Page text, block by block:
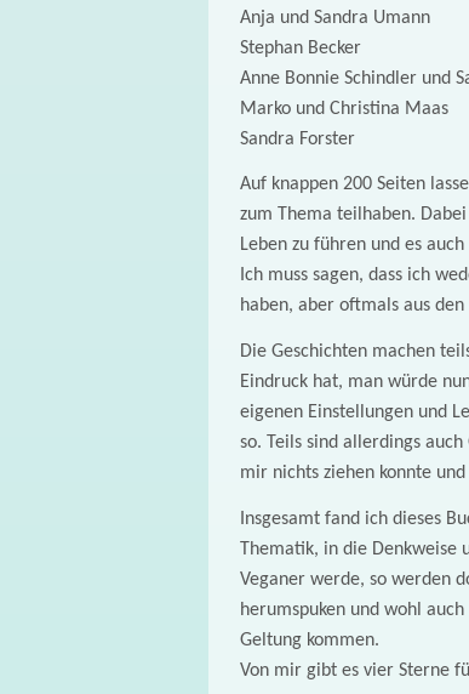
Anja und Sandra Umann
Stephan Becker
Anne Bonnie Schindler und
Marko und Christina Maas
Sandra Forster
Auf knappen 200 Seiten
zum Thema teilhaben.
Leben zu führen und es
Ich muss sagen, dass ich
haben, aber oftmals aus
Die Geschichten machen
Eindruck hat, man würde
eigenen Einstellungen und
so. Teils sind allerdings
mir nichts ziehen konnte
Insgesamt fand ich dieses
Thematik, in die
Veganer werde, so werden
herumspuken und wohl
Geltung kommen.
Von mir gibt es vier Sterne